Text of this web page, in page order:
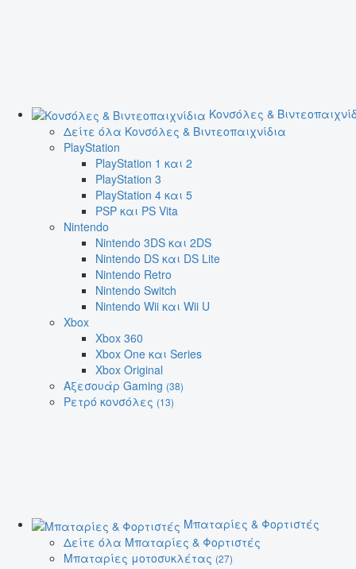
Κονσόλες &
Δείτε όλα Κονσόλες & Βιντεοπαιχνίδια
PlayStation
PlayStation 1 και 2
PlayStation 3
PlayStation 4 και 5
PSP και PS Vita
Nintendo
Nintendo 3DS και 2DS
Nintendo DS και DS Lite
Nintendo Retro
Nintendo Switch
Nintendo Wii και Wii U
Xbox
Xbox 360
Xbox One και Series
Xbox Original
Αξεσουάρ Gaming (38)
Ρετρό κονσόλες (13)
Μπαταρίες & Φορτιστές
Δείτε όλα Μπαταρίες & Φορτιστές
Μπαταρίες μοτοσυκλέτας (27)